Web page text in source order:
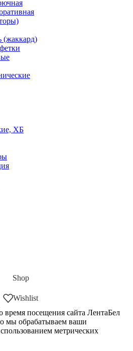
(жаккард)
ХБ
Shop
Wishlist
посещения сайта ЛентаБел
мы обрабатываем ваши
метрических